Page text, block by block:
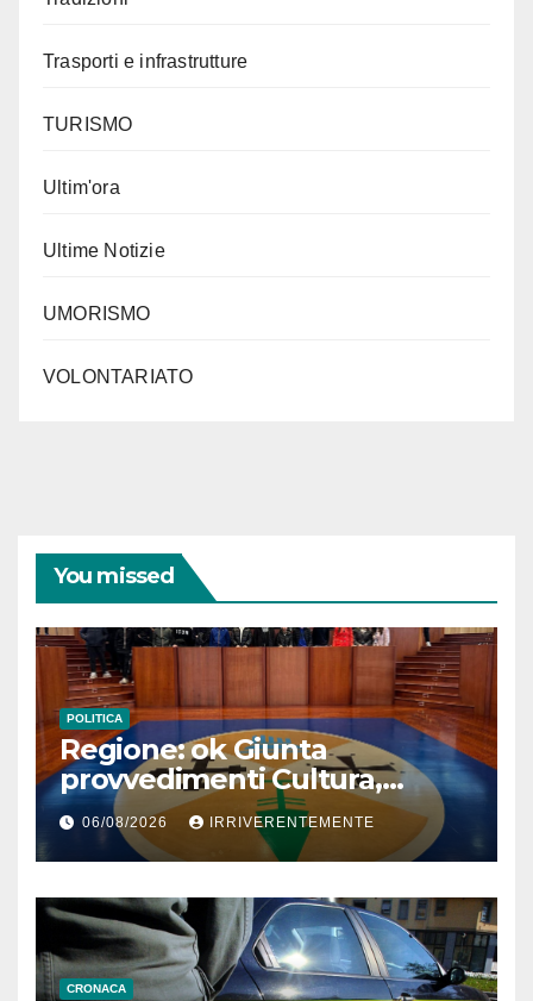
Trasporti e infrastrutture
TURISMO
Ultim'ora
Ultime Notizie
UMORISMO
VOLONTARIATO
You missed
POLITICA
Regione: ok Giunta
provvedimenti Cultura,
Prevenzione, Welfare,
Bilancio Ambiente
06/08/2026 IRRIVERENTEMENTE
CRONACA